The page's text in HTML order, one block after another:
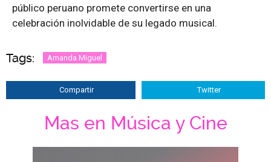
público peruano promete convertirse en una
celebración inolvidable de su legado musical.
Tags: Amanda Miguel
Compartir Twitter
Mas en Música y Cine